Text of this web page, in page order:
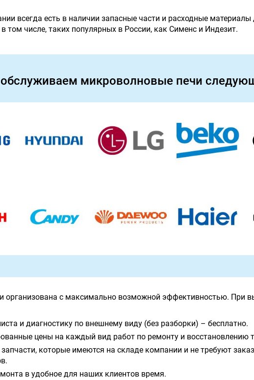
всегда есть в наличии запасные части и расходные
в том числе, таких популярных в России, как Сименс и Индезит.
микроволновые печи
организована с максимально возможной эффективностью. При
и диагностику по внешнему виду (без разборки) – бесплатно.
цены на каждый вид работ по ремонту и восстановлению
которые имеются на складе компании и не требуют
в удобное для наших клиентов время.